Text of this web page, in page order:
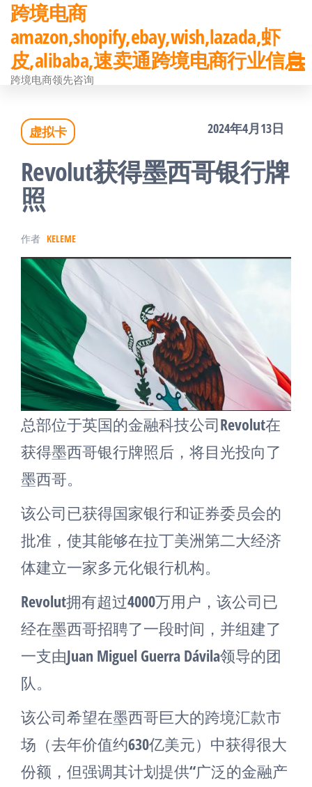
前
往
内
跨境电商
amazon,shopify,ebay,wish,lazada,虾
皮,alibaba,速卖通跨境电商行业信息
跨境电商领先咨询
虚拟卡 2024年4月13日
Revolut获得墨西哥银行牌
照
作者 KELEME
总部位于英国的金融科技公司Revolut在
获得墨西哥银行牌照后，将目光投向了
墨西哥。
该公司已获得国家银行和证券委员会的
批准，使其能够在拉丁美洲第二大经济
体建立一家多元化银行机构。
Revolut拥有超过4000万用户，该公司已
经在墨西哥招聘了一段时间，并组建了
一支由Juan Miguel Guerra Dávila领导的团
队。
该公司希望在墨西哥巨大的跨境汇款市
场（去年价值约630亿美元）中获得很大
份额，但强调其计划提供“广泛的金融产